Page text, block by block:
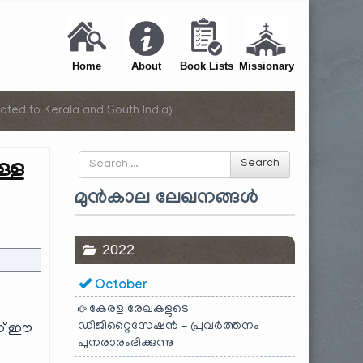
Home About Book Lists Missionary
to Kerala and South India)
ഈ
Search
for
Search
മുൻകാല ലേഖനങ്ങൾ
2022
October
കേരള രേഖകളുടെ
ഡിജിറ്റൈസേഷൻ – പ്രവർത്തനം
പുനരാരംഭിക്കുന്നു